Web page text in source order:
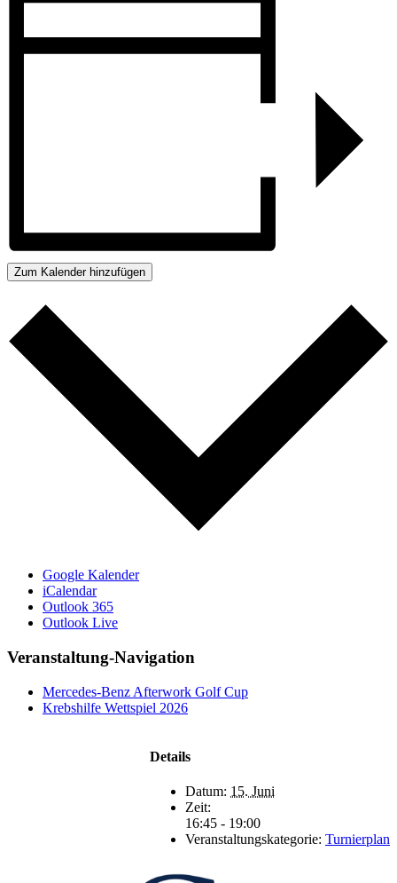
Zum Kalender hinzufügen
Google Kalender
iCalendar
Outlook 365
Outlook Live
Veranstaltung-Navigation
Mercedes-Benz Afterwork Golf Cup
Krebshilfe Wettspiel 2026
Details
Datum: 15. Juni
Zeit:
16:45 - 19:00
Veranstaltungskategorie: Turnierplan